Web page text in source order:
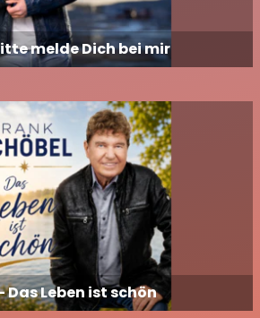
melde Dich bei mir
Das Leben ist schön